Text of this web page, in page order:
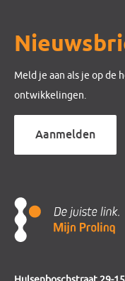
Meld je aan als je op de
ontwikkelingen.
Aanmelden